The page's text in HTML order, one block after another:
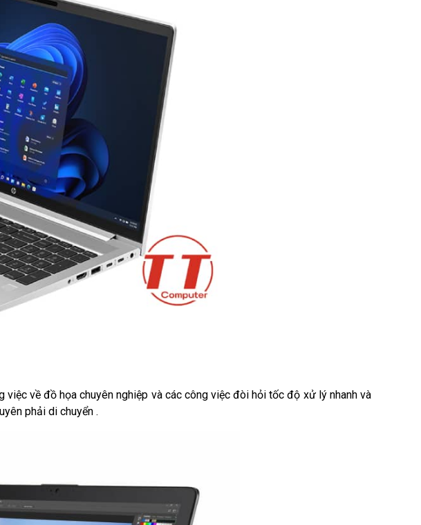
về đồ họa chuyên nghiệp và các công việc đòi hỏi tốc độ xử lý nhanh và
phải di chuyển .